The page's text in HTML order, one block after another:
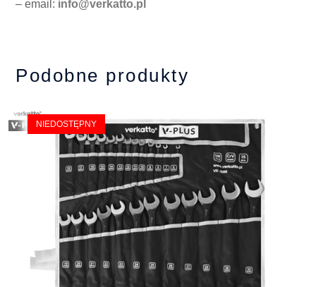
– email: info@verkatto.pl
Podobne produkty
NIEDOSTĘPNY